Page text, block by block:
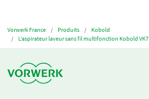
Vorwerk France Produits
Kobold
L’aspirateur laveur sans fil multifonction Kobold VK7